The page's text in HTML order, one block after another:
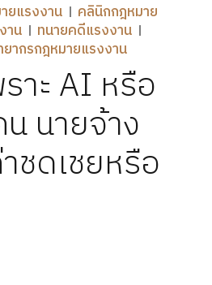
ยแรงงาน
คลินิกกฎหมาย
าน
ทนายคดีแรงงาน
ากรกฎหมายแรงงาน
าะ AI หรือ
นายจ้าง
ชดเชยหรือ